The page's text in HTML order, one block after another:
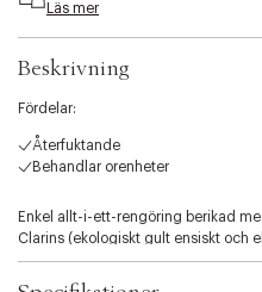
i
t
.
v
a
a
t
i
Läs mer
Beskrivning
Fördelar:
Återfuktande
Behandlar orenheter
Enkel allt-i-ett-rengöring berikad
Clarins (ekologiskt gult ensiskt och
huden i ett enda steg samtidigt